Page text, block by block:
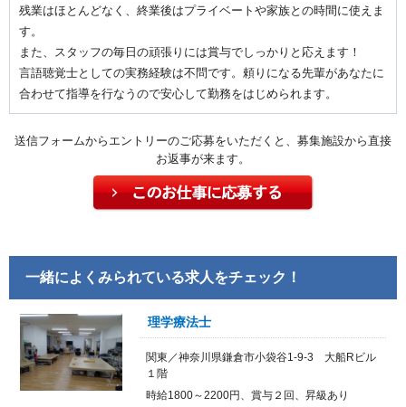
残業はほとんどなく、終業後はプライベートや家族との時間に使えま
す。
また、スタッフの毎日の頑張りには賞与でしっかりと応えます！
言語聴覚士としての実務経験は不問です。頼りになる先輩があなたに
合わせて指導を行なうので安心して勤務をはじめられます。
送信フォームからエントリーのご応募をいただくと、募集施設から直接
お返事が来ます。
一緒によくみられている求人をチェック！
理学療法士
関東／神奈川県鎌倉市小袋谷1-9-3 大船Rビル
１階
時給1800～2200円、賞与２回、昇級あり